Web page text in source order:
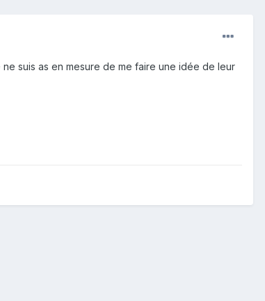
suis as en mesure de me faire une idée de leur